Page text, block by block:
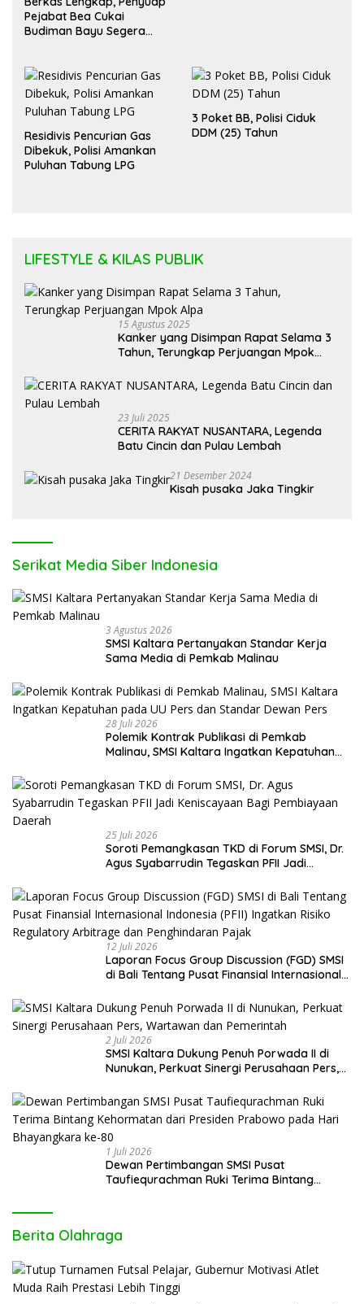
Pejabat Bea Cukai
Budiman Bayu Segera
Residivis Pencurian Gas
Dibekuk, Polisi Amankan
Puluhan Tabung LPG
3 Poket BB, Polisi Ciduk
DDM (25) Tahun
LIFESTYLE & KILAS PUBLIK
15 Agustus 2025
Kanker yang Disimpan Rapat Selama 3
Tahun, Terungkap Perjuangan Mpok
23 Juli 2025
CERITA RAKYAT NUSANTARA, Legenda
Batu Cincin dan Pulau Lembah
21 Desember 2024
Kisah pusaka Jaka Tingkir
Serikat Media Siber Indonesia
3 Agustus 2026
SMSI Kaltara Pertanyakan Standar Kerja
Sama Media di Pemkab Malinau
28 Juli 2026
Polemik Kontrak Publikasi di Pemkab
Malinau, SMSI Kaltara Ingatkan Kepatuhan
25 Juli 2026
Soroti Pemangkasan TKD di Forum SMSI, Dr.
Agus Syabarrudin Tegaskan PFII Jadi
12 Juli 2026
Laporan Focus Group Discussion (FGD) SMSI
di Bali Tentang Pusat Finansial Internasional
Arbitrage dan Penghindaran Pajak
2 Juli 2026
SMSI Kaltara Dukung Penuh Porwada II di
Nunukan, Perkuat Sinergi Perusahaan Pers,
1 Juli 2026
Dewan Pertimbangan SMSI Pusat
Taufiequrachman Ruki Terima Bintang
Berita Olahraga